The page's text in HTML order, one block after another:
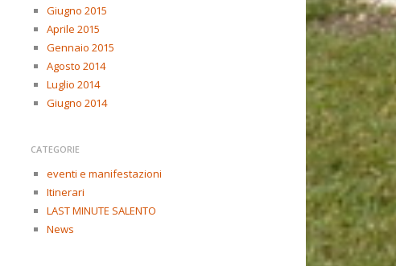
Giugno 2015
Aprile 2015
Gennaio 2015
Agosto 2014
Luglio 2014
Giugno 2014
CATEGORIE
eventi e manifestazioni
Itinerari
LAST MINUTE SALENTO
News